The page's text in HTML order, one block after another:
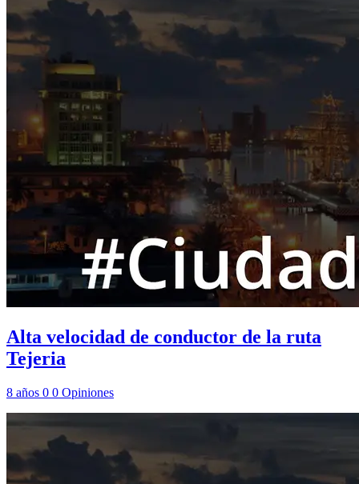
Alta velocidad de conductor de la ruta
Tejeria
8 años 0 0 Opiniones